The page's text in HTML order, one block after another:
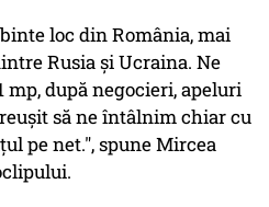
loc din România, mai
Rusia și Ucraina. Ne
mp, după negocieri, apeluri
să ne întâlnim chiar cu
pe net.", spune Mircea